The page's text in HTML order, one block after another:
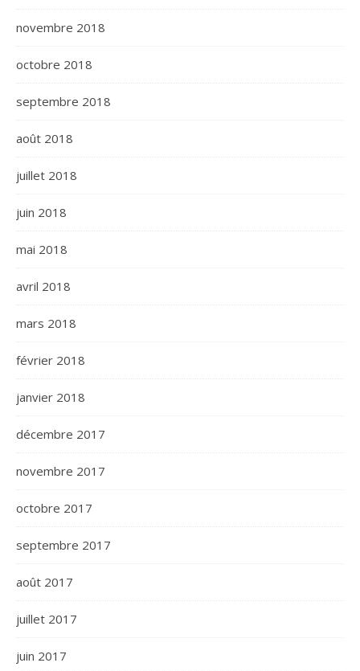
novembre 2018
octobre 2018
septembre 2018
août 2018
juillet 2018
juin 2018
mai 2018
avril 2018
mars 2018
février 2018
janvier 2018
décembre 2017
novembre 2017
octobre 2017
septembre 2017
août 2017
juillet 2017
juin 2017